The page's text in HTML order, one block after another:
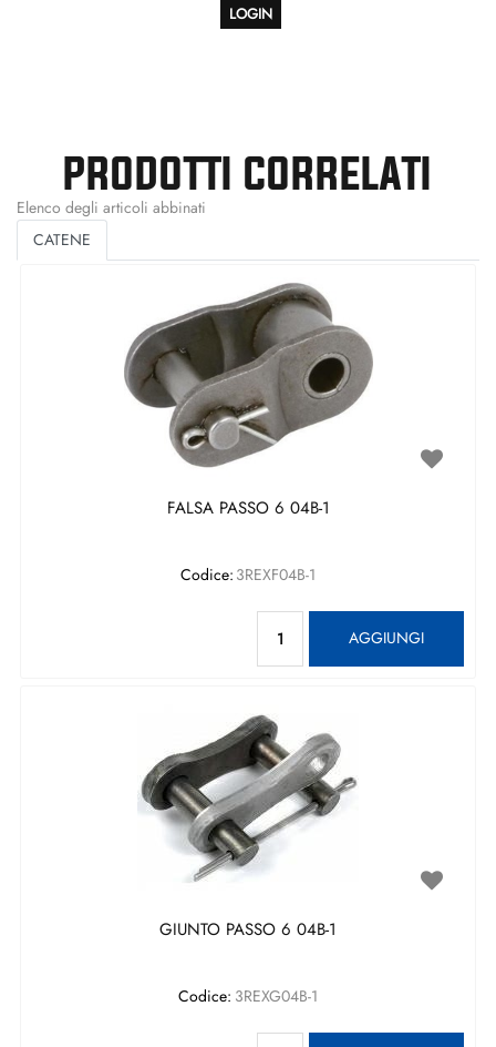
LOGIN
PRODOTTI CORRELATI
Elenco degli articoli abbinati
CATENE
FALSA PASSO 6 04B-1
Codice: 3REXF04B-1
AGGIUNGI
GIUNTO PASSO 6 04B-1
Codice: 3REXG04B-1